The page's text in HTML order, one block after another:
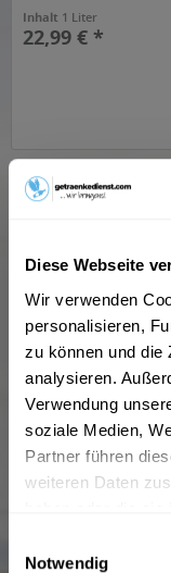
Diese Webseite
Wir verwenden
personalisieren,
zu können und die
analysieren.
Verwendung
soziale Medien,
Partner führen
weiteren Daten
Notwendig
Inhalt 1 Liter
22,99 € *
Campari Bitter
"Campari ist ein
der nach einem
Entstehung
16,99 € *